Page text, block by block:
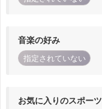
音楽の好み
指定されていない
お気に入りのスポーツ